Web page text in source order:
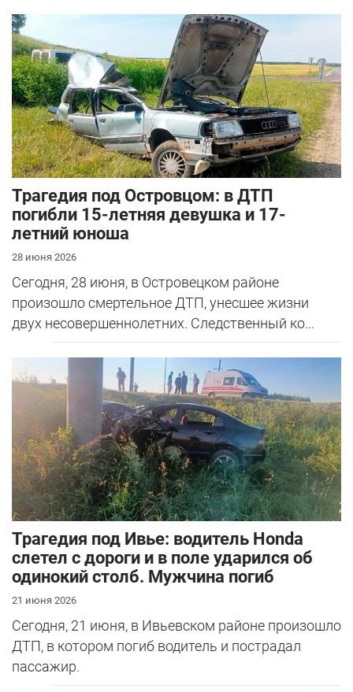
Трагедия под Островцом: в ДТП
погибли 15-летняя девушка и 17-
летний юноша
28 июня 2026
Сегодня, 28 июня, в Островецком районе
произошло смертельное ДТП, унесшее жизни
двух несовершеннолетних. Следственный ко...
Трагедия под Ивье: водитель Honda
слетел с дороги и в поле ударился об
одинокий столб. Мужчина погиб
21 июня 2026
Сегодня, 21 июня, в Ивьевском районе произошло
ДТП, в котором погиб водитель и пострадал
пассажир.